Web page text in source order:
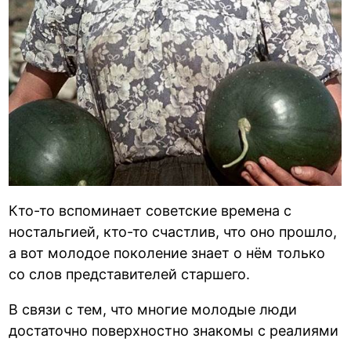
Кто-то вспоминает советские времена с
ностальгией, кто-то счастлив, что оно прошло,
а вот молодое поколение знает о нём только
со слов представителей старшего.
В связи с тем, что многие молодые люди
достаточно поверхностно знакомы с реалиями